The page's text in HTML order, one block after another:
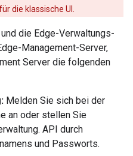
die klassische UI.
die Edge-Verwaltungs-
Management-Server,
Server die folgenden
Melden Sie sich bei der
an oder stellen Sie
API durch
und Passworts.